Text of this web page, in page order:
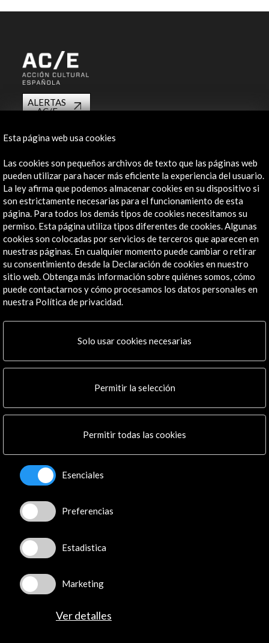
ALERTAS
AC/E
Contacta
info@accioncultural.es
+34 91 700 4000
José Abascal, 4 - 4º
28003 Madrid, España
Canales de contacto
Explora
Institucional
Actividades
Programa PICE
Residencias
Multimedia
Boletín digital
Conecta
X (Twitter)
Instagram
LinkedIn
Youtube
Spotify
Flickr
TikTok
Esta página web usa cookies
Las cookies son pequeños archivos de texto que las páginas web
pueden utilizar para hacer más eficiente la experiencia del usuario.
La ley afirma que podemos almacenar cookies en su dispositivo si
son estrictamente necesarias para el funcionamiento de esta
página. Para todos los demás tipos de cookies necesitamos su
permiso. Esta página utiliza tipos diferentes de cookies. Algunas
cookies son colocadas por servicios de terceros que aparecen en
nuestras páginas. En cualquier momento puede cambiar o retirar
su consentimiento desde la Declaración de cookies en nuestro
sitio web. Obtenga más información sobre quiénes somos, cómo
puede contactarnos y cómo procesamos los datos personales en
nuestra Política de privacidad.
Solo usar cookies necesarias
Permitir la selección
Permitir todas las cookies
Esenciales
Preferencias
Estadistica
Marketing
Ver detalles